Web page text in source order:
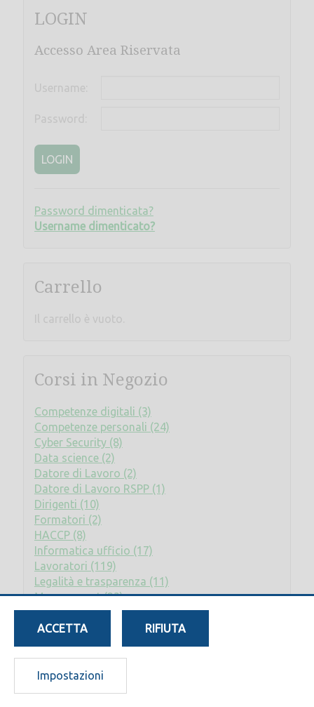
LOGIN
Accesso Area Riservata
Username:
Password:
LOGIN
Password dimenticata?
Username dimenticato?
Carrello
Il carrello è vuoto.
Corsi in Negozio
Competenze digitali (3)
Competenze personali (24)
Cyber Security (8)
Data science (2)
Datore di Lavoro (2)
Datore di Lavoro RSPP (1)
Dirigenti (10)
Formatori (2)
HACCP (8)
Informatica ufficio (17)
Lavoratori (119)
Legalità e trasparenza (11)
Management (23)
Privacy (2)
Rischio elettrico (2)
RSPP - ASPP (17)
Sostenibilità (7)
RIFIUTA
ACCETTA
Impostazioni